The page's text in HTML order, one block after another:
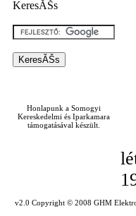
KeresĂŠs
Honlapunk a Somogyi
Kereskedelmi és Iparkamara
támogatásával készült.
v2.0 Copyright © 2008 GHM